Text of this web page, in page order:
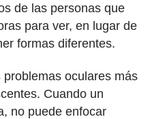
de las personas que
para ver, en lugar de
formas diferentes.
problemas oculares más
Cuando un
no puede enfocar